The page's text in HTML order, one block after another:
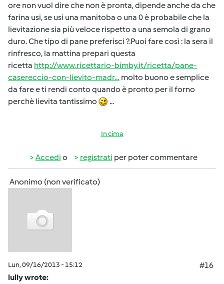
ore non vuol dire che non è pronta, dipende anche da che
farina usi, se usi una manitoba o una 0 è probabile che la
lievitazione sia più veloce rispetto a una semola di grano
duro. Che tipo di pane preferisci ?.Puoi fare così : la sera il
rinfresco, la mattina prepari questa
ricetta http://www.ricettario-bimby.it/ricetta/pane-
casereccio-con-lievito-madr… molto buono e semplice
da fare e ti rendi conto quando è pronto per il forno
perchè lievita tantissimo
...
In cima
Accedi o registrati per poter commentare
Anonimo (non verificato)
Lun, 09/16/2013 - 15:12
#16
lully wrote: